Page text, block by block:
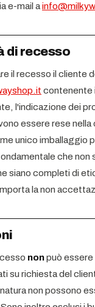
e-mail a
di recesso
il recesso il cliente
contenente
l'indicazione dei
essere rese
unico imballaggio
che non
siano completi di
la non
nonpuò
su richiesta del
non possono